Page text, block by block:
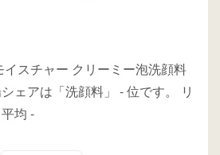
イスチャー クリーミー泡洗顔料
ェアは「洗顔料」 -位です。
リ
均 -